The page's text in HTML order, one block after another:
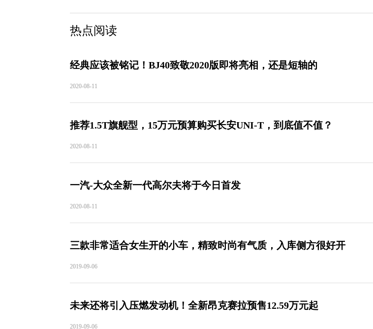
热点阅读
经典应该被铭记！BJ40致敬2020版即将亮相，还是短轴的
2020-08-11
推荐1.5T旗舰型，15万元预算购买长安UNI-T，到底值不值？
2020-08-11
一汽-大众全新一代高尔夫将于今日首发
2020-08-11
三款非常适合女生开的小车，精致时尚有气质，入库侧方很好开
2019-09-06
未来还将引入压燃发动机！全新昂克赛拉预售12.59万元起
2019-09-06